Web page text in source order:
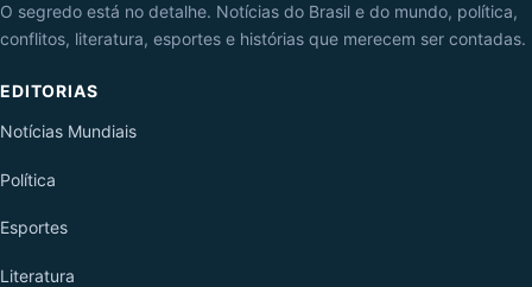
O segredo está no detalhe. Notícias do Brasil e do mundo, política,
conflitos, literatura, esportes e histórias que merecem ser contadas.
EDITORIAS
Notícias Mundiais
Política
Esportes
Literatura